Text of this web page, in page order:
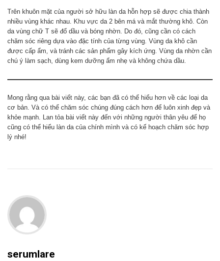
Trên khuôn mặt của người sở hữu làn da hỗn hợp sẽ được chia thành
nhiều vùng khác nhau. Khu vực da 2 bên má và mắt thường khô. Còn
da vùng chữ T sẽ đổ dầu và bóng nhờn. Do đó, cũng cần có cách
chăm sóc riêng dựa vào đặc tính của từng vùng. Vùng da khô cần
được cấp ẩm, và tránh các sản phẩm gây kích ứng. Vùng da nhờn cần
chú ý làm sạch, dùng kem dưỡng ẩm nhẹ và không chứa dầu.
Mong rằng qua bài viết này, các bạn đã có thể hiểu hơn về các loại da
cơ bản. Và có thể chăm sóc chúng đúng cách hơn để luôn xinh đẹp và
khỏe mạnh. Lan tỏa bài viết này đến với những người thân yêu để họ
cũng có thể hiểu làn da của chính mình và có kế hoạch chăm sóc hợp
lý nhé!
serumlare